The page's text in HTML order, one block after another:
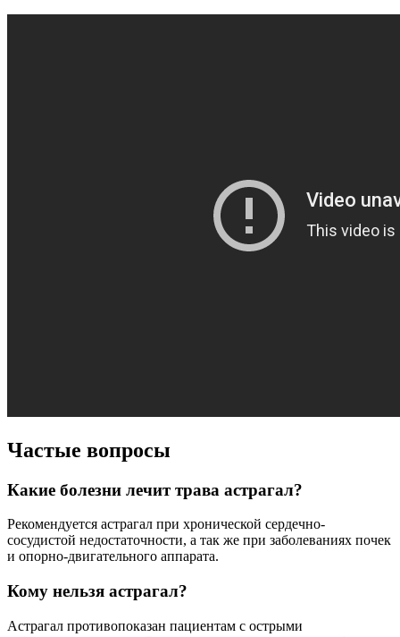
Частые вопросы
Какие болезни лечит трава астрагал?
Рекомендуется астрагал при хронической сердечно-
сосудистой недостаточности, а так же при заболеваниях почек
и опорно-двигательного аппарата.
Кому нельзя астрагал?
Астрагал противопоказан пациентам с острыми